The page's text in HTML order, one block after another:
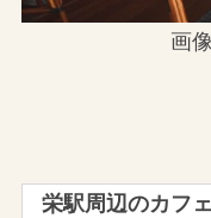
画
栄駅周辺のカフ